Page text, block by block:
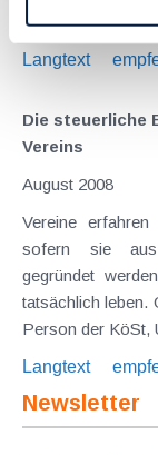
Langtext
Die steuerliche
Vereins
August 2008
Vereine erfahren
sofern sie aus
gegründet
tatsächlich leben.
Person der KöSt,
Langtext
Newsletter